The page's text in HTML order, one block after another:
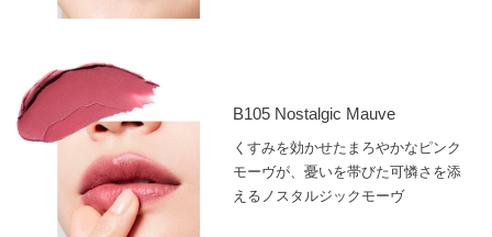
B105 Nostalgic Mauve
くすみを効かせたまろやかなピンク
モーヴが、憂いを帯びた可憐さを添
えるノスタルジックモーヴ